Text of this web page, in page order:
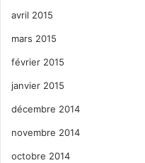
avril 2015
mars 2015
février 2015
janvier 2015
décembre 2014
novembre 2014
octobre 2014